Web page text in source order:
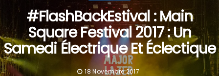
#FlashBackEstival : Main
Square Festival 2017 : Un
Samedi Électrique Et Éclectique
18 Novembre 2017